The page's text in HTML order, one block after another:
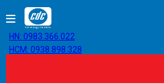
HN: 0983.366.022
HCM: 0938.898.328